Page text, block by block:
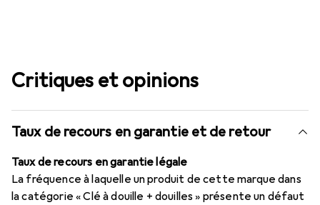
Critiques et opinions
Taux de recours en garantie et de retour
Taux de recours en garantie légale
La fréquence à laquelle un produit de cette marque dans
la catégorie « Clé à douille + douilles » présente un défaut